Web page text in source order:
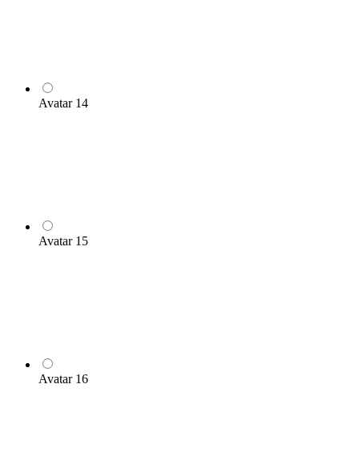
Avatar 14
Avatar 15
Avatar 16